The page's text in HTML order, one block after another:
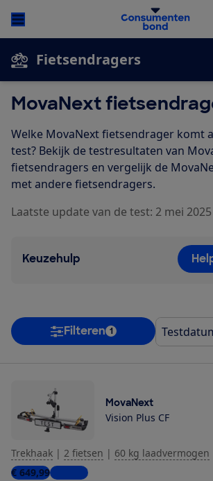
Fietsendragers
MovaNext
Welke MovaNext fietsendrager komt
test? Bekijk de testresultaten van
fietsendragers en vergelijk de
met andere fietsendragers.
Laatste update van de test: 2 mei 2025
Keuzehulp
Filteren 1
MovaNext
Vision Plus CF
Trekhaak | 2 fietsen | 60 kg laadvermogen
€ 649,991 winkel